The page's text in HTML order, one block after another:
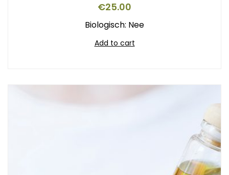
€25.00
Biologisch: Nee
Add to cart